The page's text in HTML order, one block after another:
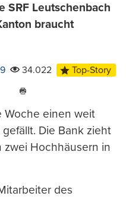
SRF Leutschenbach
braucht
34.022
Top-Story
LinkedIn
drucken
Woche einen weit
Die Bank zieht
zwei Hochhäusern in
des